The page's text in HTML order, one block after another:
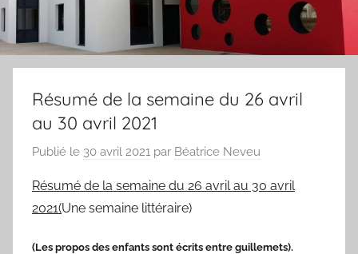
Résumé de la semaine du 26 avril
au 30 avril 2021
Publié le 30 avril 2021 par Béatrice Neveu
Résumé de la semaine du 26 avril au 30 avril
2021(Une semaine littéraire)
(Les propos des enfants sont écrits entre guillemets).